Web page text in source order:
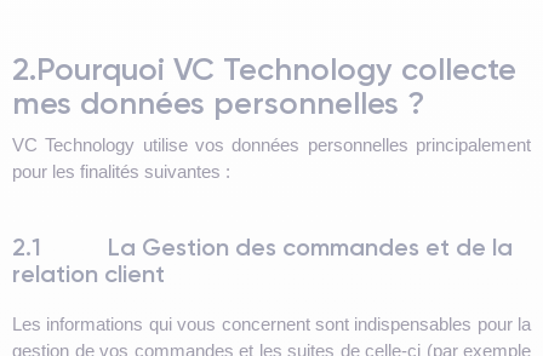
2.Pourquoi VC Technology collecte
mes données personnelles ?
VC Technology utilise vos données personnelles principalement
pour les finalités suivantes :
2.1
La Gestion des commandes et de la
relation client
Les informations qui vous concernent sont indispensables pour la
gestion de vos commandes et les suites de celle-ci (par exemple